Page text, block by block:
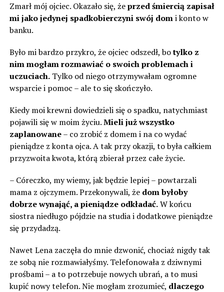
Zmarł mój ojciec. Okazało się, żeprzed śmiercią zapisał
mi jako jedynej spadkobierczyni swój domi konto w
banku.
Było mi bardzo przykro, że ojciec odszedł, botylko z
nim mogłam rozmawiać o swoich problemach i
uczuciach.Tylko od niego otrzymywałam ogromne
wsparcie i pomoc – ale to się skończyło.
Kiedy moi krewni dowiedzieli się o spadku, natychmiast
pojawili się w moim życiu.Mieli już wszystko
zaplanowane– co zrobić z domem i na co wydać
pieniądze z konta ojca. A tak przy okazji, to była całkiem
przyzwoita kwota, którą zbierał przez całe życie.
– Córeczko, my wiemy, jak będzie lepiej – powtarzali
mama z ojczymem. Przekonywali, że dom byłoby
dobrze wynająć, a pieniądze odkładać.W końcu
siostra niedługo pójdzie na studia i dodatkowe pieniądze
się przydadzą.
Nawet Lena zaczęła do mnie dzwonić, chociaż nigdy tak
ze sobą nie rozmawiałyśmy. Telefonowała z dziwnymi
prośbami – a to potrzebuje nowych ubrań, a to musi
kupić nowy telefon. Nie mogłam zrozumieć, dlaczego